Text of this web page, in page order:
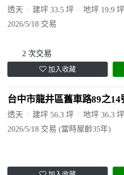
透天 建坪 33.5 坪 地坪 19.9 坪
2026/5/18 交易
2 次交易
加入收藏
台中市龍井區舊車路89之14
透天 建坪 56.3 坪 地坪 36.3 坪
2026/5/18 交易 (當時屋齡35年)